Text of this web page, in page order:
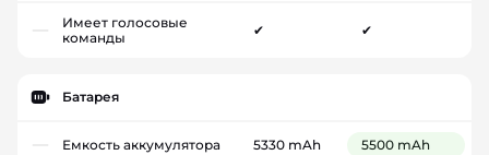
Имеет голосовые
команды
✔ ✔
Батарея
Емкость аккумулятора 5330 mAh 5500 mAh